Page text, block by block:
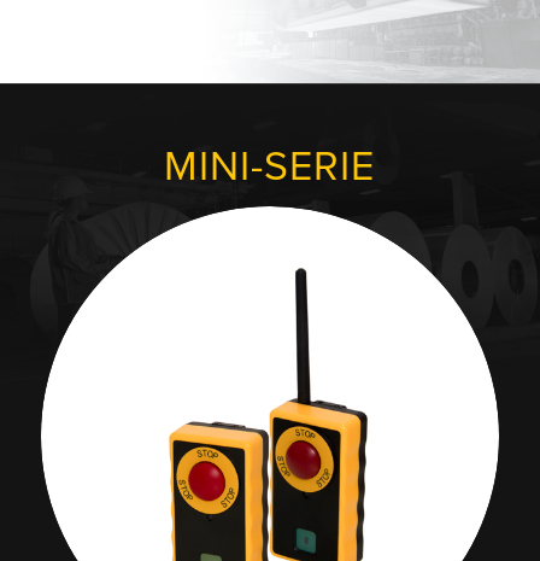
MINI-SERIE